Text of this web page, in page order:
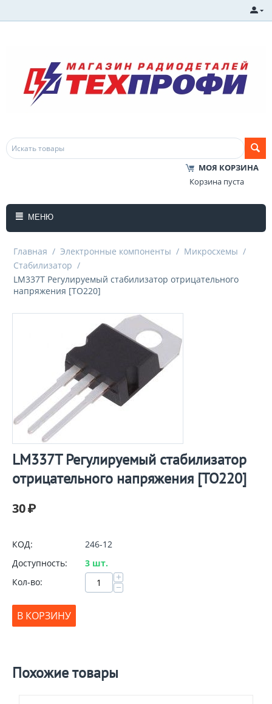
МОЯ КОРЗИНА
Корзина пуста
МЕНЮ
Главная / Электронные компоненты / Микросхемы /
Стабилизатор /
LM337T Регулируемый стабилизатор отрицательного
напряжения [TO220]
LM337T Регулируемый стабилизатор
отрицательного напряжения [TO220]
30₽
КОД:
246-12
Доступность:
3 шт.
Кол-во:
+
−
В КОРЗИНУ
Похожие товары